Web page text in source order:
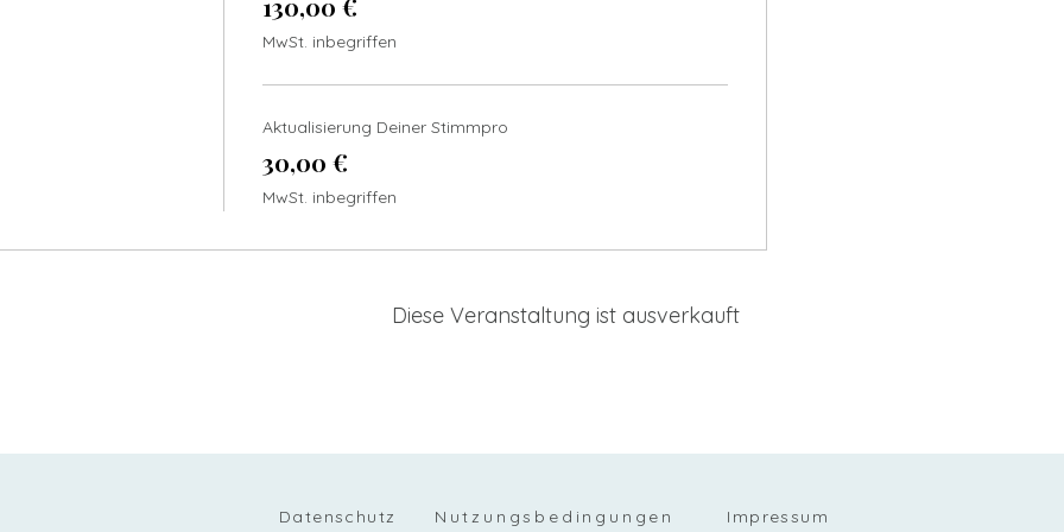
130,00 €
MwSt. inbegriffen
Aktualisierung Deiner Stimmpro
30,00 €
MwSt. inbegriffen
Diese Veranstaltung ist ausverkauft
Datenschutz Nutzungsbedingungen Impressum